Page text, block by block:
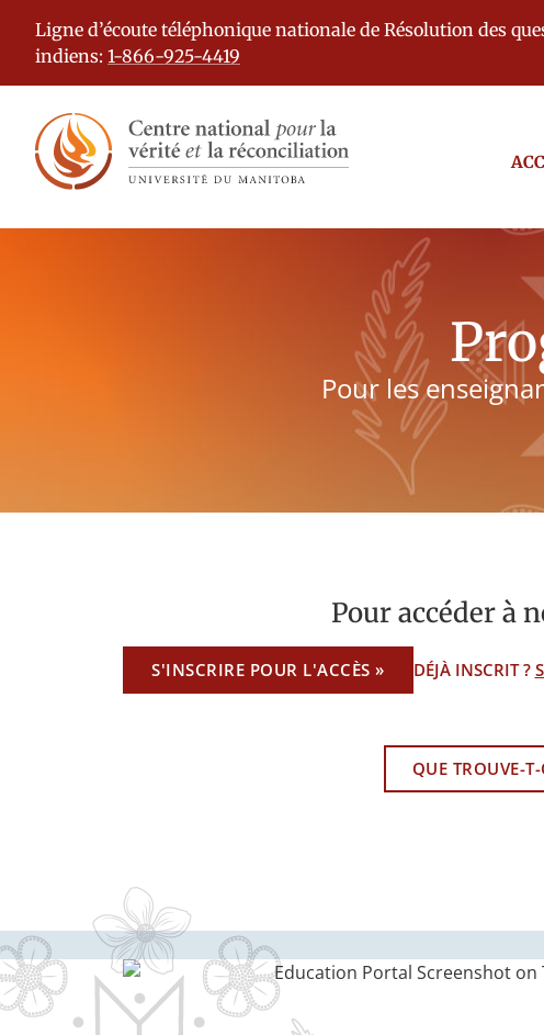
Ligne d’écoute téléphonique nationale de Résolution des
indiens: 1-866-925-4419
Pour les
Pour accéder à
S'INSCRIRE POUR L'ACCÈS » DÉJÀ INSCRIT ?
QUE TROUVE-